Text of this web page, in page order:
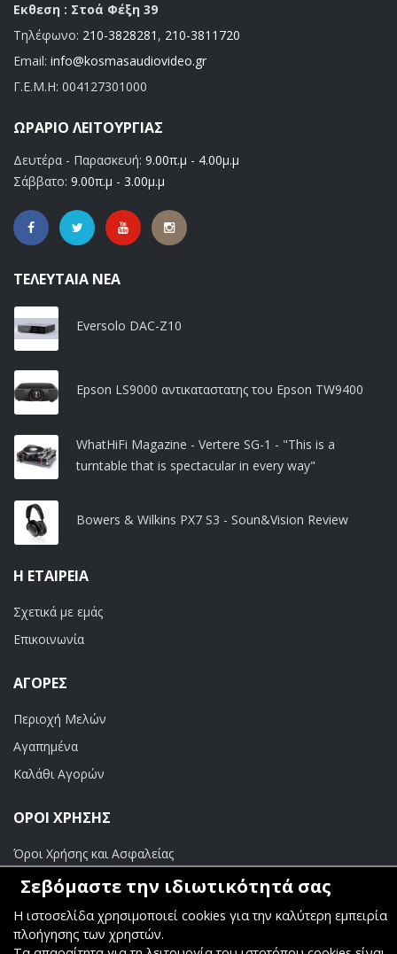
Εκθεση : Στοά Φέξη 39
Τηλέφωνο: 210-3828281 , 210-3811720
Email: info@kosmasaudiovideo.gr
Γ.Ε.Μ.Η: 004127301000
ΩΡΆΡΙΟ ΛΕΙΤΟΥΡΓΊΑΣ
Δευτέρα - Παρασκευή: 9.00π.μ - 4.00μ.μ
Σάββατο: 9.00π.μ - 3.00μ.μ
ΤΕΛΕΥΤΑΊΑ ΝΈΑ
Eversolo DAC-Z10
Epson LS9000 αντικαταστατης του Epson TW9400
WhatHiFi Magazine - Vertere SG-1 - "This is a
turntable that is spectacular in every way"
Bowers & Wilkins PX7 S3 - Soun&Vision Review
Η ΕΤΑΙΡΕΊΑ
Σχετικά με εμάς
Επικοινωνία
ΑΓΟΡΈΣ
Περιοχή Μελών
Αγαπημένα
Καλάθι Αγορών
ΟΡΟΙ ΧΡΗΣΗΣ
Όροι Χρήσης και Ασφαλείας
ΠΛΗΡΩΜΕΣ
Τραπεζικοί Λογαριασμοί
Σεβόμαστε την ιδιωτικότητά σας
Η ιστοσελίδα χρησιμοποιεί cookies για την καλύτερη εμπειρία
πλοήγησης των χρηστών.